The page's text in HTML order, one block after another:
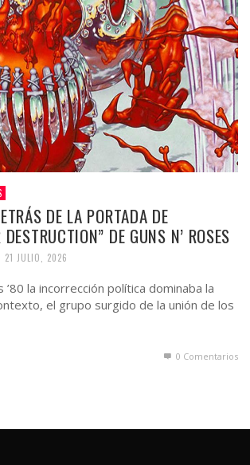
DE LA PORTADA DE
DE GUNS N’ ROSES
21 JULIO, 2026
’80 la incorrección política dominaba la
el grupo surgido de la unión de los
0 Comentarios